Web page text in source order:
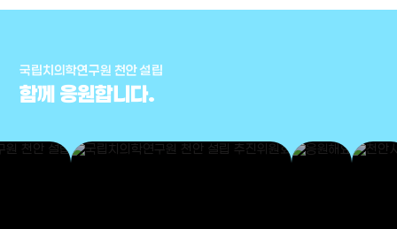
국립치의학연구원 천안 설립
함께 응원합니다.